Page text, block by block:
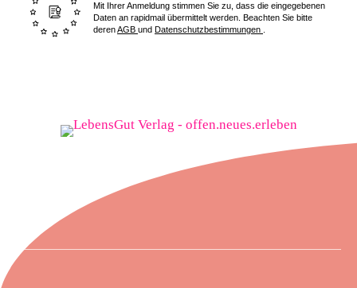
Mit Ihrer Anmeldung stimmen Sie zu, dass die eingegebenen
Daten an rapidmail übermittelt werden. Beachten Sie bitte
derenAGB und Datenschutzbestimmungen